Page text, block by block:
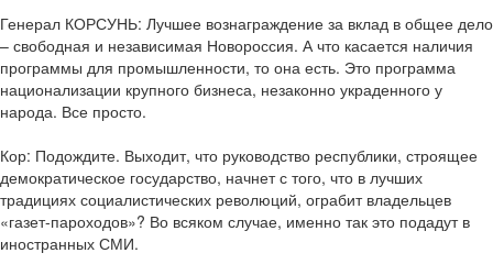
Генерал КОРСУНЬ: Лучшее вознаграждение за вклад в общее дело
– свободная и независимая Новороссия. А что касается наличия
программы для промышленности, то она есть. Это программа
национализации крупного бизнеса, незаконно украденного у
народа. Все просто.
Кор: Подождите. Выходит, что руководство республики, строящее
демократическое государство, начнет с того, что в лучших
традициях социалистических революций, ограбит владельцев
«газет-пароходов»? Во всяком случае, именно так это подадут в
иностранных СМИ.